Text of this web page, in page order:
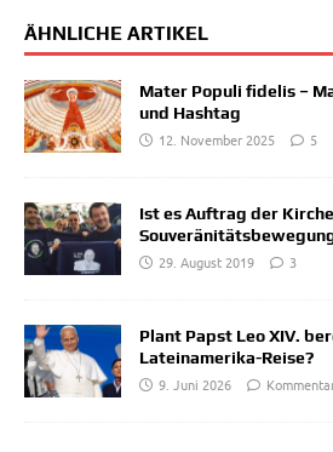
ÄHNLICHE ARTIKEL
Mater Populi fidelis –
und Hashtag
12. November 2025
5
Ist es Auftrag der
29. August 2019
3
Plant Papst Leo XIV.
Lateinamerika-Reise?
9. Juni 2026